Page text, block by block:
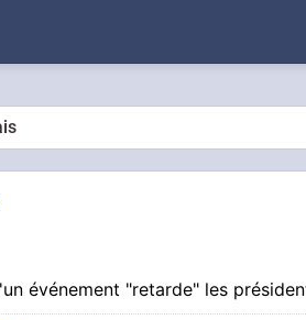
événement "retarde" les